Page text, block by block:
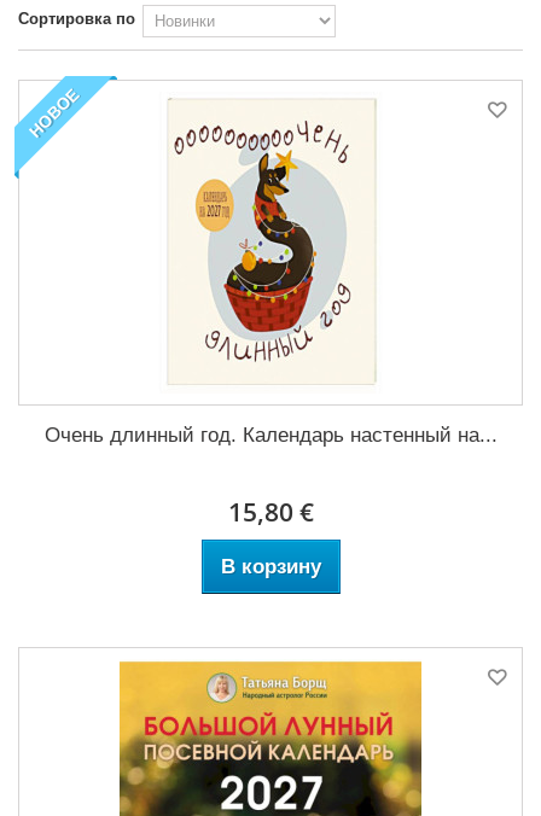
Сортировка по
НОВОЕ
Очень длинный год. Календарь настенный на...
15,80 €
В корзину